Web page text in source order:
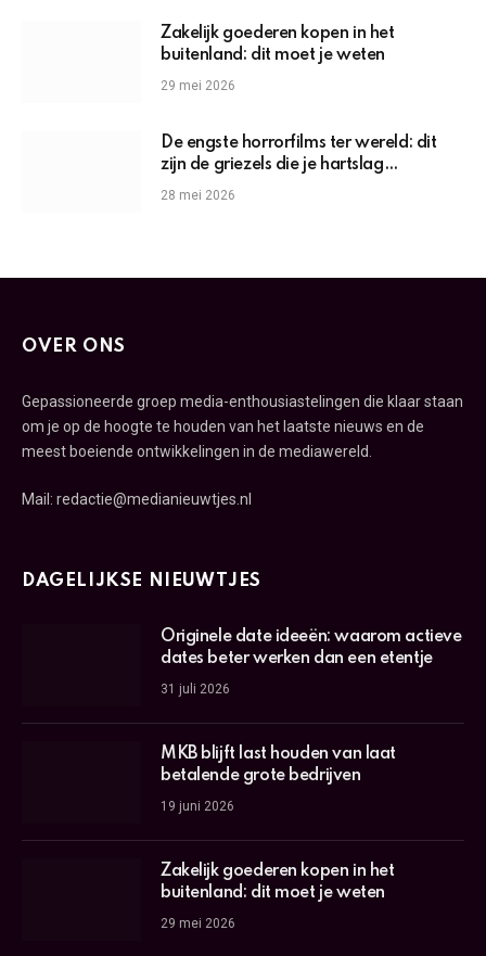
Zakelijk goederen kopen in het
buitenland: dit moet je weten
29 mei 2026
De engste horrorfilms ter wereld: dit
zijn de griezels die je hartslag
omhoogjagen
28 mei 2026
OVER ONS
Gepassioneerde groep media-enthousiastelingen die klaar staan
om je op de hoogte te houden van het laatste nieuws en de
meest boeiende ontwikkelingen in de mediawereld.
Mail: redactie@medianieuwtjes.nl
DAGELIJKSE NIEUWTJES
Originele date ideeën: waarom actieve
dates beter werken dan een etentje
31 juli 2026
MKB blijft last houden van laat
betalende grote bedrijven
19 juni 2026
Zakelijk goederen kopen in het
buitenland: dit moet je weten
29 mei 2026